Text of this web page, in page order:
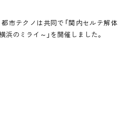
市テクノは共同で「関内セルテ解体
浜のミライ～」を開催しました。